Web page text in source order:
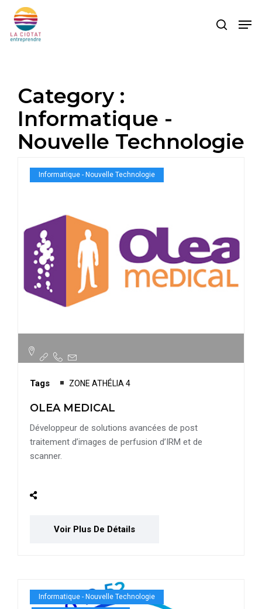
main
search
Category :
Informatique -
Nouvelle Technologie
Informatique - Nouvelle Technologie
Tags ZONE ATHÉLIA 4
OLEA MEDICAL
Développeur de solutions avancées de post
traitement d’images de perfusion d’IRM et de
scanner.
Voir Plus De Détails
Informatique - Nouvelle Technologie